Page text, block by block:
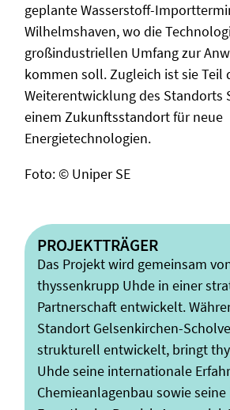
geplante Wasserstoff-
Wilhelmshaven, wo die
großindustriellen Umfang zur
kommen soll. Zugleich ist sie Teil
Weiterentwicklung des Standorts
einem Zukunftsstandort für neue
Energietechnologien.
Foto: © Uniper SE
PROJEKTTRÄGER
Das Projekt wird gemeinsam
thyssenkrupp Uhde in einer
Partnerschaft entwickelt.
Standort Gelsenkirchen-
strukturell entwickelt, bringt
Uhde seine internationale
Chemieanlagenbau sowie